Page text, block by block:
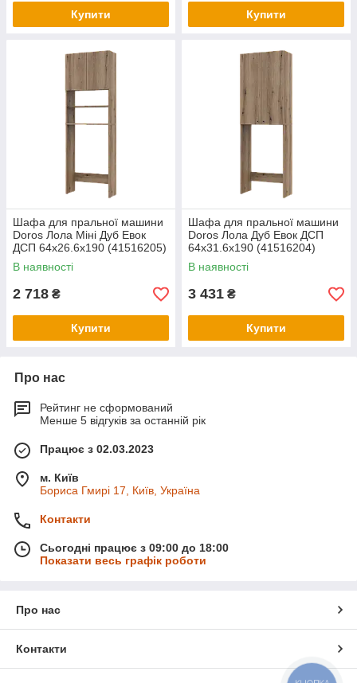
Купити Купити
Шафа для пральної машини
Doros Лола Міні Дуб Евок
ДСП 64х26.6х190 (41516205)
В наявності
2 718 ₴
Купити
Шафа для пральної машини
Doros Лола Дуб Евок ДСП
64х31.6х190 (41516204)
В наявності
3 431 ₴
Купити
Про нас
Рейтинг не сформований
Менше 5 відгуків за останній рік
Працює з 02.03.2023
м. Київ
Бориса Гмирі 17, Київ, Україна
Контакти
Сьогодні працює з 09:00 до 18:00
Показати весь графік роботи
Про нас
Контакти